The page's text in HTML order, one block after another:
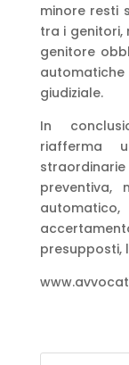
minore resti
tra i genitori,
genitore
giudiziale.
In
riafferma
presupposti,